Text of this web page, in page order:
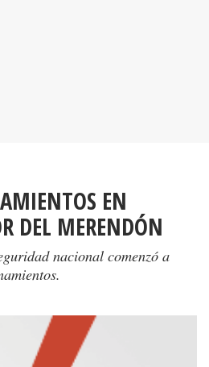
EN
DEL MERENDÓN
nacional comenzó a